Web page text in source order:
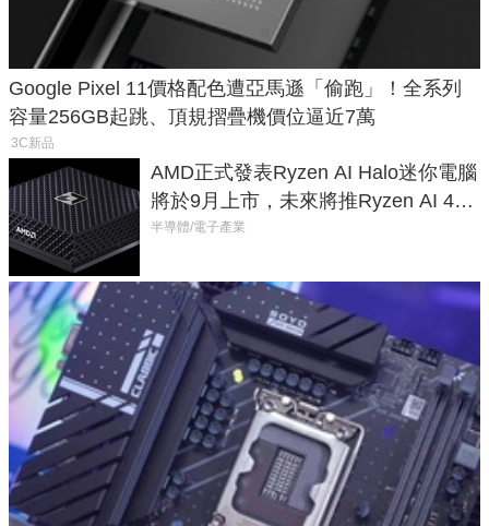
Google Pixel 11價格配色遭亞馬遜「偷跑」！全系列
容量256GB起跳、頂規摺疊機價位逼近7萬
3C新品
AMD正式發表Ryzen AI Halo迷你電腦
將於9月上市，未來將推Ryzen AI 400
Max系列處理器與對應升級版
半導體/電子產業